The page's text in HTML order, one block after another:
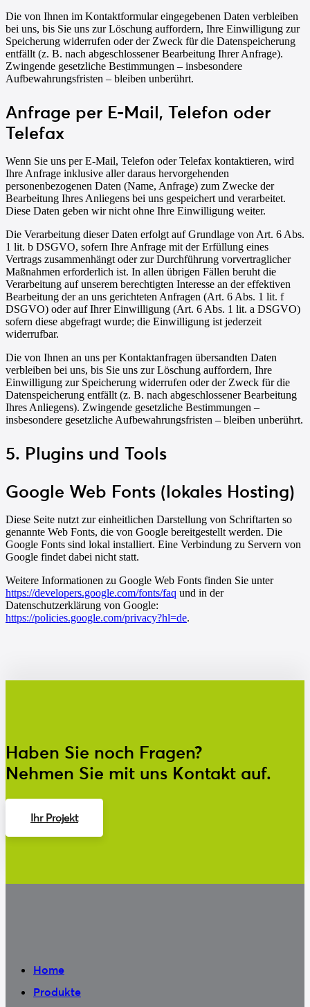
Die von Ihnen im Kontaktformular eingegebenen Daten verbleiben
bei uns, bis Sie uns zur Löschung auffordern, Ihre Einwilligung zur
Speicherung widerrufen oder der Zweck für die Datenspeicherung
entfällt (z. B. nach abgeschlossener Bearbeitung Ihrer Anfrage).
Zwingende gesetzliche Bestimmungen – insbesondere
Aufbewahrungsfristen – bleiben unberührt.
Anfrage per E-Mail, Telefon oder
Telefax
Wenn Sie uns per E-Mail, Telefon oder Telefax kontaktieren, wird
Ihre Anfrage inklusive aller daraus hervorgehenden
personenbezogenen Daten (Name, Anfrage) zum Zwecke der
Bearbeitung Ihres Anliegens bei uns gespeichert und verarbeitet.
Diese Daten geben wir nicht ohne Ihre Einwilligung weiter.
Die Verarbeitung dieser Daten erfolgt auf Grundlage von Art. 6 Abs.
1 lit. b DSGVO, sofern Ihre Anfrage mit der Erfüllung eines
Vertrags zusammenhängt oder zur Durchführung vorvertraglicher
Maßnahmen erforderlich ist. In allen übrigen Fällen beruht die
Verarbeitung auf unserem berechtigten Interesse an der effektiven
Bearbeitung der an uns gerichteten Anfragen (Art. 6 Abs. 1 lit. f
DSGVO) oder auf Ihrer Einwilligung (Art. 6 Abs. 1 lit. a DSGVO)
sofern diese abgefragt wurde; die Einwilligung ist jederzeit
widerrufbar.
Die von Ihnen an uns per Kontaktanfragen übersandten Daten
verbleiben bei uns, bis Sie uns zur Löschung auffordern, Ihre
Einwilligung zur Speicherung widerrufen oder der Zweck für die
Datenspeicherung entfällt (z. B. nach abgeschlossener Bearbeitung
Ihres Anliegens). Zwingende gesetzliche Bestimmungen –
insbesondere gesetzliche Aufbewahrungsfristen – bleiben unberührt.
5. Plugins und Tools
Google Web Fonts (lokales Hosting)
Diese Seite nutzt zur einheitlichen Darstellung von Schriftarten so
genannte Web Fonts, die von Google bereitgestellt werden. Die
Google Fonts sind lokal installiert. Eine Verbindung zu Servern von
Google findet dabei nicht statt.
Weitere Informationen zu Google Web Fonts finden Sie unter
https://developers.google.com/fonts/faq und in der
Datenschutzerklärung von Google:
https://policies.google.com/privacy?hl=de.
Haben Sie noch Fragen?
Nehmen Sie mit uns Kontakt auf.
Ihr Projekt
Home
Produkte